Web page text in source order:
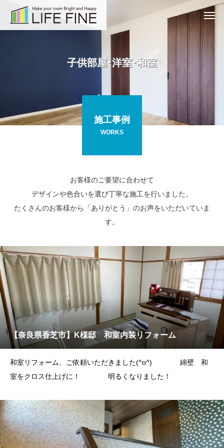
子供部屋･洋室･和室
施工事例
WORKS
お客様のご要望に合わせて
デザインや色合いを選び丁寧な施工を行いました。
たくさんのお客様から「ありがとう」のお声をいただいていま
す。
【奈良県香芝市】K様邸 和室内装リフォーム
和室リフォーム、ご依頼いただきました(^o^) 綿壁 和
室をクロス仕上げに！ 明るくなりました！